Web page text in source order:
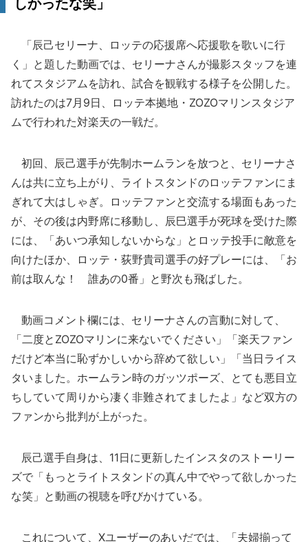
しかったな笑」
「辰己セリーナ、ロッテの応援席へ応援歌を歌いに行
く」と題した動画では、セリーナさんが撮影スタッフを連
れてスタジアムを訪れ、試合を観戦する様子を公開した。
訪れたのは7月9日、ロッテ本拠地・ZOZOマリンスタジア
ムで行われた対楽天の一戦だ。
初回、辰己選手が先制ホームランを放つと、セリーナさ
んは共に立ち上がり、ライトスタンドのロッテファンにま
ぎれて大はしゃぎ。ロッテファンと交流する場面もあった
が、その後は内野席に移動し、辰巳選手が死球を受けた際
には、「あいつ承知しないからな」とロッテ投手に敵意を
向けたほか、ロッテ・荻野貴司選手の好プレーには、「お
前は取んな！ 誰あの0番」と野次も飛ばした。
動画コメント欄には、セリーナさんの言動に対して、
「二度とZOZOマリンに来ないでください」「楽天ファン
だけど本当に恥ずかしいから辞めて欲しい」「当日ライス
タいました。ホームラン時のガッツポーズ、とても悪目立
ちしていて周りから凄く非難されてましたよ」など双方の
ファンから批判が上がった。
辰己選手自身は、11日に更新したインスタのストーリー
ズで「もっとライトスタンドの真ん中でやって欲しかった
な笑」と動画の視聴を呼びかけている。
これについて、Xユーザーのあいだでは、「夫婦揃って